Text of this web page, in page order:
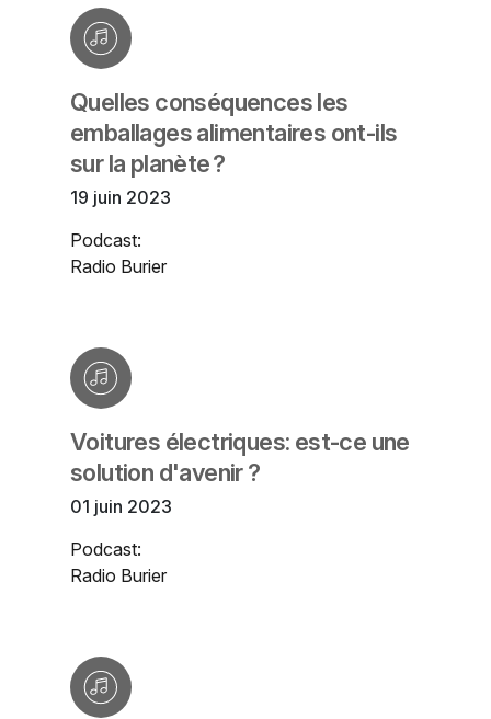
Quelles conséquences les
emballages alimentaires ont-ils
sur la planète ?
19 juin 2023
Podcast:
Radio Burier
Voitures électriques: est-ce une
solution d'avenir ?
01 juin 2023
Podcast:
Radio Burier